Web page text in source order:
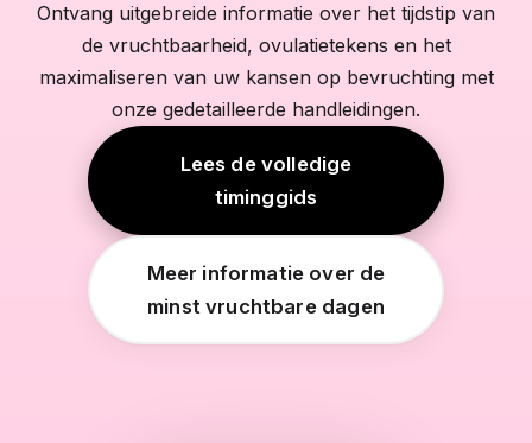
Ontvang uitgebreide informatie over het tijdstip van
de vruchtbaarheid, ovulatietekens en het
maximaliseren van uw kansen op bevruchting met
onze gedetailleerde handleidingen.
Lees de volledige
timinggids
Meer informatie over de
minst vruchtbare dagen